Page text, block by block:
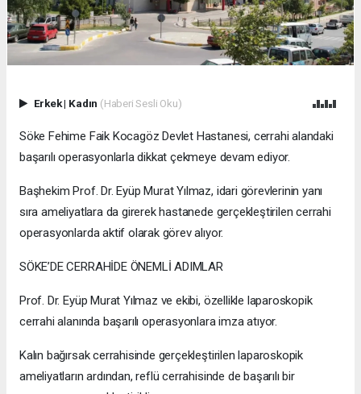
Erkek| Kadın (Haberi Sesli Oku)
Söke Fehime Faik Kocagöz Devlet Hastanesi, cerrahi alandaki
başarılı operasyonlarla dikkat çekmeye devam ediyor.
Başhekim Prof. Dr. Eyüp Murat Yılmaz, idari görevlerinin yanı
sıra ameliyatlara da girerek hastanede gerçekleştirilen cerrahi
operasyonlarda aktif olarak görev alıyor.
SÖKE’DE CERRAHİDE ÖNEMLİ ADIMLAR
Prof. Dr. Eyüp Murat Yılmaz ve ekibi, özellikle laparoskopik
cerrahi alanında başarılı operasyonlara imza atıyor.
Kalın bağırsak cerrahisinde gerçekleştirilen laparoskopik
ameliyatların ardından, reflü cerrahisinde de başarılı bir